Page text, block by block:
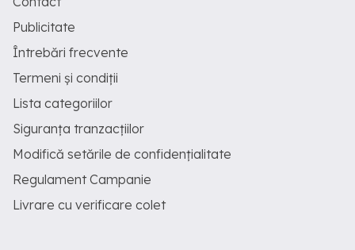
Publicitate
Întrebări frecvente
Termeni și condiții
Lista categoriilor
Siguranța tranzacțiilor
Modifică setările de confidențialitate
Regulament Campanie
Livrare cu verificare colet